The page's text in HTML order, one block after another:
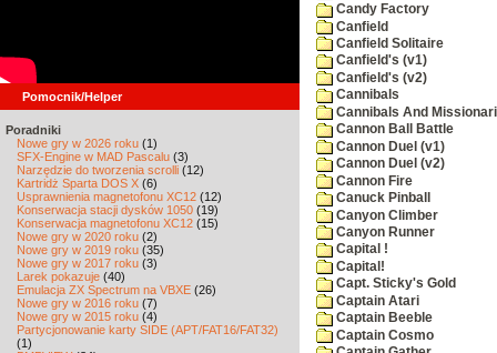
Pomocnik/Helper
Poradniki
Nowe gry w 2026 roku (1)
SFX-Engine w MAD Pascalu (3)
Narzędzie do tworzenia scrolli (12)
Kartridż Sparta DOS X (6)
Usprawnienia magnetofonu XC12 (12)
Konserwacja stacji dysków 1050 (19)
Konserwacja magnetofonu XC12 (15)
Nowe gry w 2020 roku (2)
Nowe gry w 2019 roku (35)
Nowe gry w 2017 roku (3)
Larek pokazuje (40)
Emulacja ZX Spectrum na VBXE (26)
Nowe gry w 2016 roku (7)
Nowe gry w 2015 roku (4)
Partycjonowanie karty SIDE (APT/FAT16/FAT32)
(1)
Candy Factory
Canfield
Canfield Solitaire
Canfield's (v1)
Canfield's (v2)
Cannibals
Cannibals And
Cannon Ball Battle
Cannon Duel (v1)
Cannon Duel (v2)
Cannon Fire
Canuck Pinball
Canyon Climber
Canyon Runner
Capital !
Capital!
Capt. Sticky's Gold
Captain Atari
Captain Beeble
Captain Cosmo